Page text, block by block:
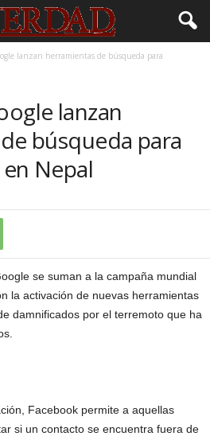
lanzan herramientas de búsqueda para
lanzan
búsqueda para
Nepal
se suman a la campaña mundial
la activación de nuevas herramientas
damnificados por el terremoto que ha
Facebook permite a aquellas
si un contacto se encuentra fuera de